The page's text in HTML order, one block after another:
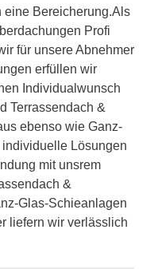
Bereicherung.Als
Profi
für unsere Abnehmer
erfüllen wir
Individualwunsch
Terrassendach &
ebenso wie Ganz-
Lösungen
mit unsrem
&
Glas-Schieanlagen
liefern wir verlässlich